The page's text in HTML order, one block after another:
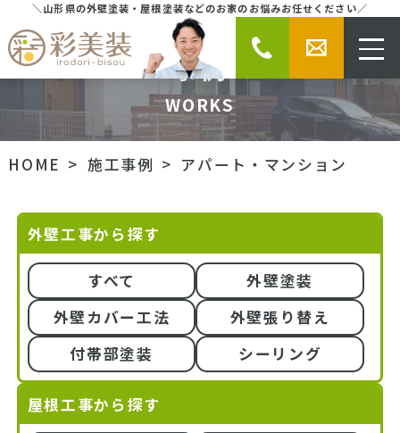
＼山形県の外壁塗装・屋根塗装などのお家のお悩みお任せください／
アパート・マンションの施工
事例
WORKS
HOME 施工事例 アパート・マンション
外壁工事から探す
すべて
外壁塗装
外壁カバー工法
外壁張り替え
付帯部塗装
シーリング
屋根工事から探す